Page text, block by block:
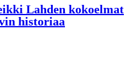
Lahden kokoelmat
historiaa